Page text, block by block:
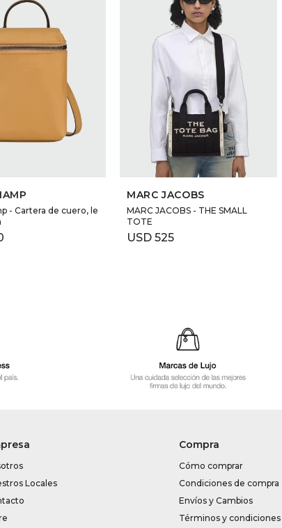
- Cartera de cuero, le
MARC JACOBS
MARC JACOBS - THE SMALL
TOTE
USD 525
Locales
Compra
Cómo comprar
Condiciones de compra
Envíos y Cambios
Términos y condiciones